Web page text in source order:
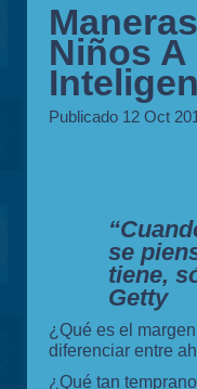
Niños
Publicado 12 Oct
se
tiene,
Getty
¿Qué es el
diferenciar entre
¿Qué tan